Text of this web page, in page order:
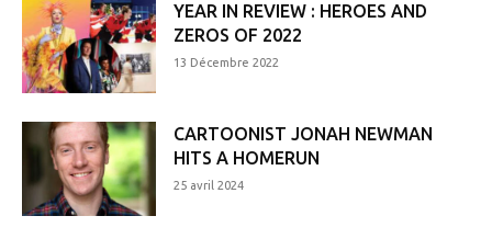
YEAR IN REVIEW : HEROES AND
ZEROS OF 2022
13 Décembre 2022
CARTOONIST JONAH NEWMAN
HITS A HOMERUN
25 avril 2024